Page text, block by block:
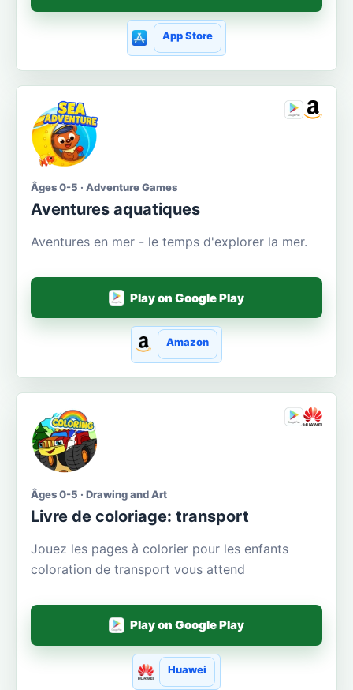
App Store
Âges 0-5 · Adventure Games
Aventures aquatiques
Aventures en mer - le temps d'explorer la mer.
Play on Google Play
Amazon
Âges 0-5 · Drawing and Art
Livre de coloriage: transport
Jouez les pages à colorier pour les enfants
coloration de transport vous attend
Play on Google Play
Huawei